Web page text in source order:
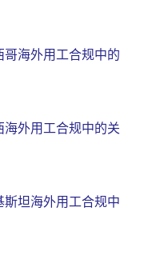
海外用工合规中的
外用工合规中的关
坦海外用工合规中